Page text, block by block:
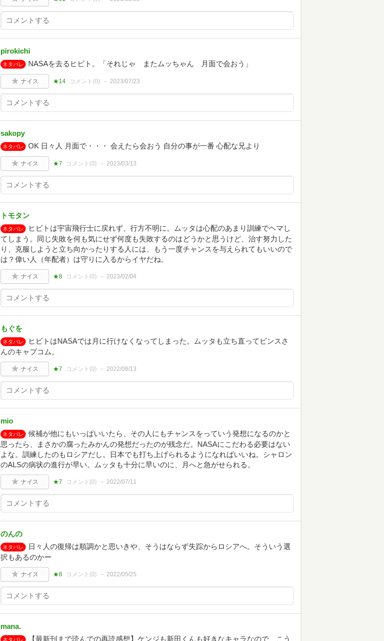
pirokichi
ネタバレ NASAを去るヒビト。「それじゃ またムッちゃん 月面で会おう」
ナイス ★14 コメント(0) 2023/07/23
sakopy
ネタバレ OK 日々人 月面で・・・ 会えたら会おう 自分の事が一番 心配な兄より
ナイス ★7 コメント(0) 2023/03/13
トモタン
ネタバレ
ヒビトは宇宙飛行士に戻れず、行方不明に。ムッタは心配のあまり訓練でヘマし
てしまう。同じ失敗を何も気にせず何度も失敗するのはどうかと思うけど、治す努力した
り、克服しようと立ち向かったりする人には、もう一度チャンスを与えられてもいいので
は？偉い人（年配者）は守りに入るからイヤだね。
ナイス ★8 コメント(0) 2023/02/04
もぐを
ネタバレ
ヒビトはNASAでは月に行けなくなってしまった。ムッタも立ち直ってビンスさ
んのキャプコム。
ナイス ★7 コメント(0) 2022/08/13
mio
ネタバレ
候補が他にもいっぱいいたら、その人にもチャンスをっていう発想になるのかと
思ったら、まさかの腐ったみかんの発想だったのが残念だ。NASAにこだわる必要はない
よな。訓練したのもロシアだし。日本でも打ち上げられるようになればいいね。シャロン
のALSの病状の進行が早い。ムッタも十分に早いのに、月へと急がせられる。
ナイス ★7 コメント(0) 2022/07/11
のんの
ネタバレ
日々人の復帰は順調かと思いきや、そうはならず失踪からロシアへ。そういう選
択もあるのかー
ナイス ★8 コメント(0) 2022/05/25
mana.
ネタバレ 【最新刊まで読んでの再読感想】ケンジも新田くんも好きなキャラなので、こう